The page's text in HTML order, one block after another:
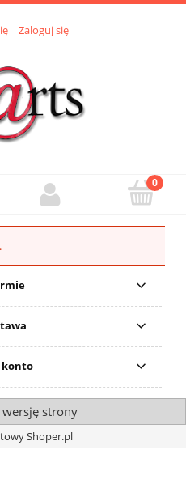
Zaloguj się
konto
wersję strony
Shoper.pl